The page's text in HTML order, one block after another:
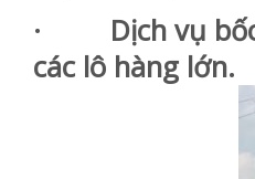
· Dịch vụ bốc
các lô hàng lớn.